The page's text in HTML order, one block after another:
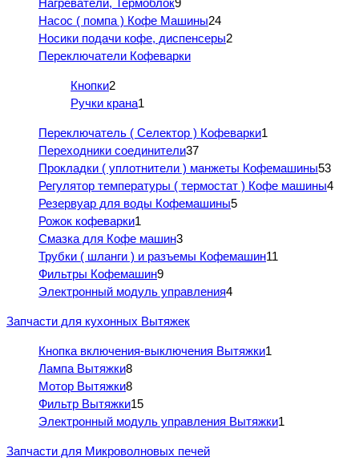
Нагреватели, Термоблок9
Насос ( помпа ) Кофе Машины24
Носики подачи кофе, диспенсеры2
Переключатели Кофеварки
Кнопки2
Ручки крана1
Переключатель ( Селектор ) Кофеварки1
Переходники соединители37
Прокладки ( уплотнители ) манжеты Кофемашины53
Регулятор температуры ( термостат ) Кофе машины4
Резервуар для воды Кофемашины5
Рожок кофеварки1
Смазка для Кофе машин3
Трубки ( шланги ) и разъемы Кофемашин11
Фильтры Кофемашин9
Электронный модуль управления4
Запчасти для кухонных Вытяжек
Кнопка включения-выключения Вытяжки1
Лампа Вытяжки8
Мотор Вытяжки8
Фильтр Вытяжки15
Электронный модуль управления Вытяжки1
Запчасти для Микроволновых печей